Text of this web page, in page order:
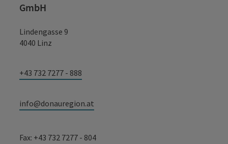
GmbH
Lindengasse 9
4040 Linz
+43 732 7277 - 888
info@donauregion.at
Fax: +43 732 7277 - 804